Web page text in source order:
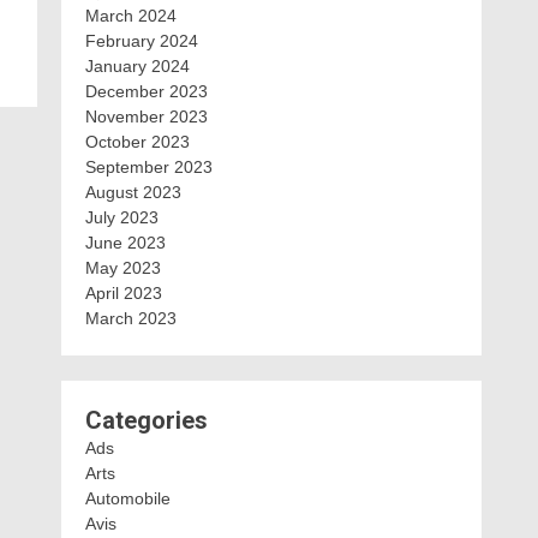
March 2024
February 2024
January 2024
December 2023
November 2023
October 2023
September 2023
August 2023
July 2023
June 2023
May 2023
April 2023
March 2023
Categories
Ads
Arts
Automobile
Avis